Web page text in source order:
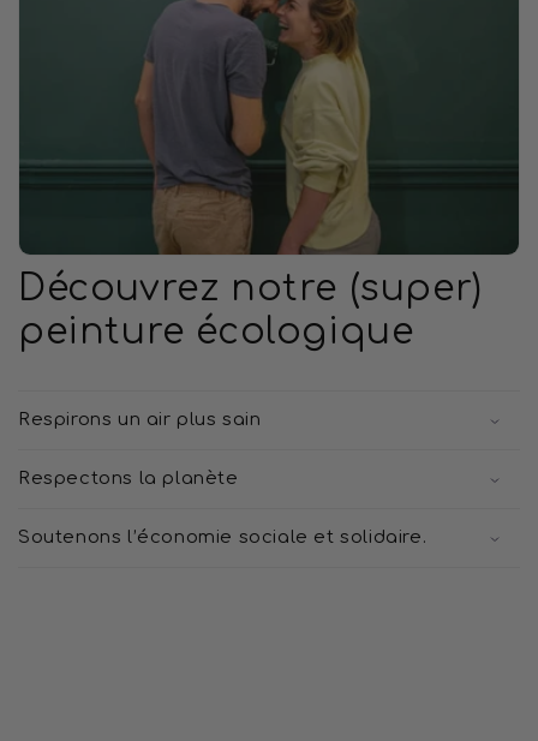
Découvrez notre (super)
peinture écologique
Respirons un air plus sain
Respectons la planète
Soutenons l’économie sociale et solidaire.